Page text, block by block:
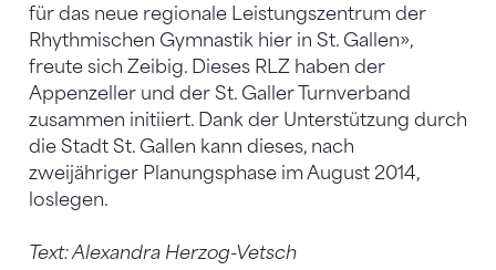
für das neue regionale Leistungszentrum der
Rhythmischen Gymnastik hier in St. Gallen»,
freute sich Zeibig. Dieses RLZ haben der
Appenzeller und der St. Galler Turnverband
zusammen initiiert. Dank der Unterstützung durch
die Stadt St. Gallen kann dieses, nach
zweijähriger Planungsphase im August 2014,
loslegen.
Text: Alexandra Herzog-Vetsch